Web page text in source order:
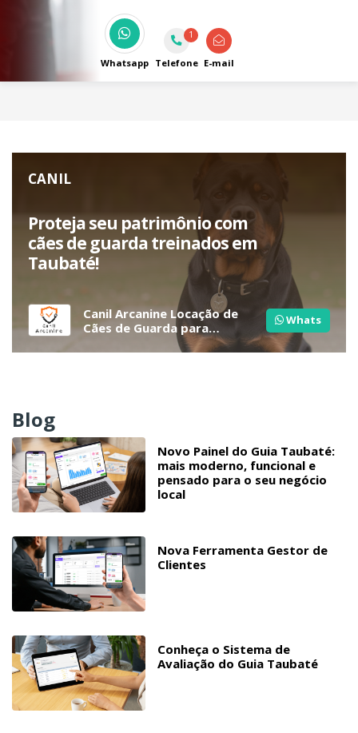
entregamos sempre mais para deixar seu
carro impecável.
Whatsapp
1
Telefone E-mail
CANIL
Proteja seu patrimônio com
cães de guarda treinados em
Taubaté!
Canil Arcanine Locação de
Cães de Guarda para
Whats
Blog
Novo Painel do Guia Taubaté:
mais moderno, funcional e
pensado para o seu negócio
local
Nova Ferramenta Gestor de
Clientes
Conheça o Sistema de
Avaliação do Guia Taubaté